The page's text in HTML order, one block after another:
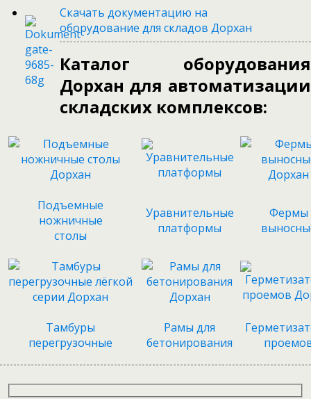
Скачать документацию на
оборудование для складов Дорхан
Каталог оборудования
Дорхан для автоматизации
складских комплексов:
Подъемные
ножничные
столы
Уравнительные
платформы
Фермы
Тамбуры
перегрузочные
Рамы для
бетонирования